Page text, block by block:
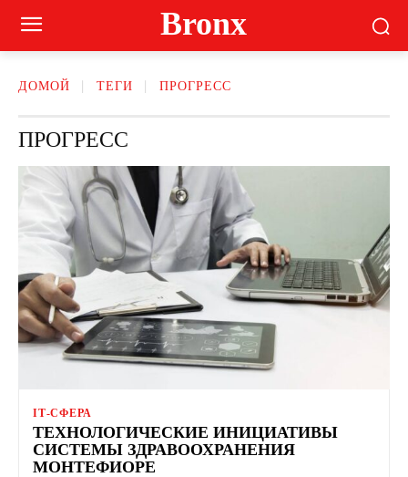
Bronx
ДОМОЙ ТЕГИ ПРОГРЕСС
ПРОГРЕСС
ІТ-СФЕРА
ТЕХНОЛОГИЧЕСКИЕ ИНИЦИАТИВЫ
СИСТЕМЫ ЗДРАВООХРАНЕНИЯ
МОНТЕФИОРЕ